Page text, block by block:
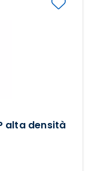
alta densità